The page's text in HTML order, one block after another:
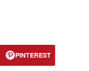
PINTEREST